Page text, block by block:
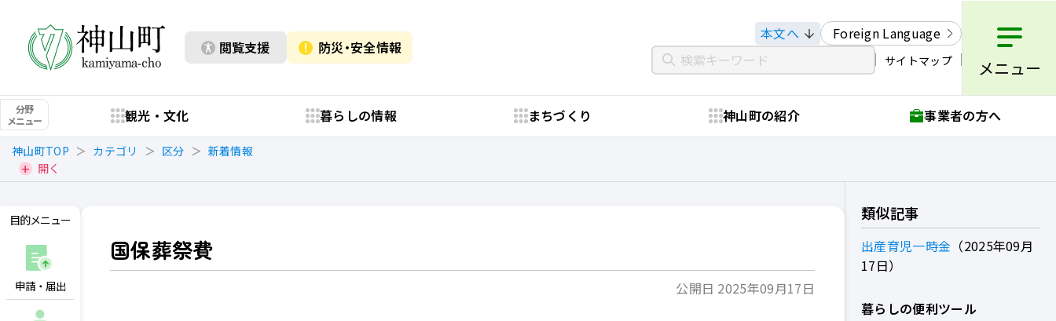
閲覧支援 防災・安全情報
本文へ Foreign Language
サイトマップ メニュー
分野
メニュー
観光・文化 暮らしの情報 まちづくり 神山町の紹介 事業者の方へ
神山町TOP カテゴリ 区分
新着情報
開く
目的メニュー
申請・届出
国保葬祭費
公開日 2025年09月17日
類似記事
出産育児一時金
2025年09月
17日
暮らしの便利ツール